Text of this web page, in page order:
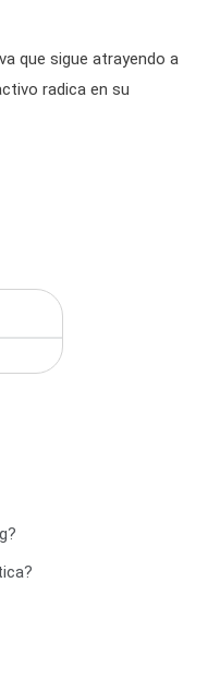
que sigue atrayendo a
radica en su